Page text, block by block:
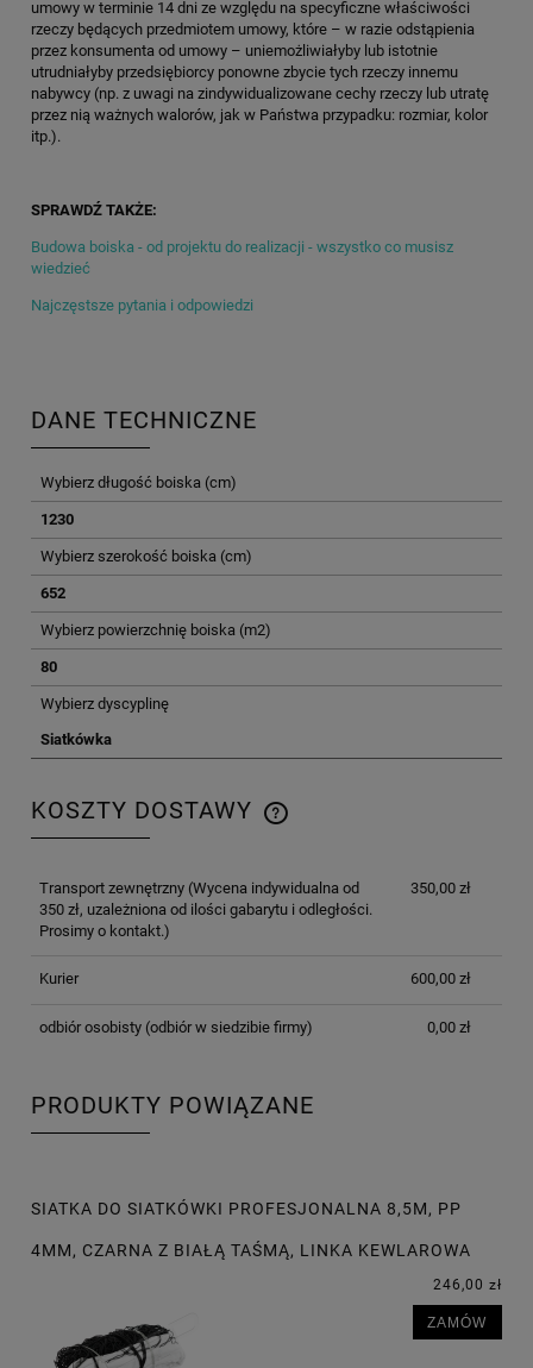
umowy w terminie 14 dni ze względu na specyficzne właściwości
rzeczy będących przedmiotem umowy, które – w razie odstąpienia
przez konsumenta od umowy – uniemożliwiałyby lub istotnie
utrudniałyby przedsiębiorcy ponowne zbycie tych rzeczy innemu
nabywcy (np. z uwagi na zindywidualizowane cechy rzeczy lub utratę
przez nią ważnych walorów, jak w Państwa przypadku: rozmiar, kolor
itp.).
SPRAWDŹ TAKŻE:
Budowa boiska - od projektu do realizacji - wszystko co musisz
wiedzieć
Najczęstsze pytania i odpowiedzi
DANE TECHNICZNE
Wybierz długość boiska (cm)
1230
Wybierz szerokość boiska (cm)
652
Wybierz powierzchnię boiska (m2)
80
Wybierz dyscyplinę
Siatkówka
KOSZTY DOSTAWY
CENA NIE ZAWIERA EWENTUALNYCH KOSZTÓW
Transport zewnętrzny(Wycena indywidualna od
350 zł, uzależniona od ilości gabarytu i odległości.
Prosimy o kontakt.)
350,00 zł
Kurier 600,00 zł
odbiór osobisty(odbiór w siedzibie firmy) 0,00 zł
PRODUKTY POWIĄZANE
SIATKA DO SIATKÓWKI PROFESJONALNA 8,5M, PP
4MM, CZARNA Z BIAŁĄ TAŚMĄ, LINKA KEWLAROWA
246,00 zł
ZAMÓW